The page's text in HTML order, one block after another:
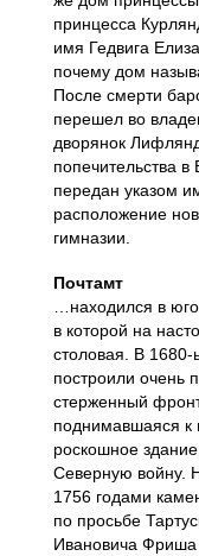
принцесса
имя Гедвига
почему дом
После смерти
перешел во
дворянок
попечительства
передан указом
расположение
гимназии.
Почтамт
…находился в
в которой на
столовая. В
построили очень
стерженный
поднимавшаяся к
роскошное
Северную войну.
1756 годами
по просьбе
Ивановича